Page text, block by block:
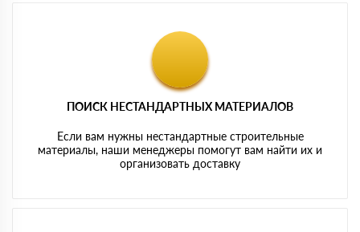
ПОИСК НЕСТАНДАРТНЫХ МАТЕРИАЛОВ
Если вам нужны нестандартные строительные
материалы, наши менеджеры помогут вам найти их и
организовать доставку